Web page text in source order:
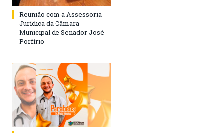
Reunião com a Assessoria
Jurídica da Câmara
Municipal de Senador José
Porfírio